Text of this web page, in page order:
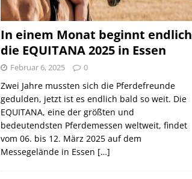
In einem Monat beginnt endlich
die EQUITANA 2025 in Essen
Februar 6, 2025 0
Zwei Jahre mussten sich die Pferdefreunde
gedulden, jetzt ist es endlich bald so weit. Die
EQUITANA, eine der größten und
bedeutendsten Pferdemessen weltweit, findet
vom 06. bis 12. März 2025 auf dem
Messegelände in Essen […]